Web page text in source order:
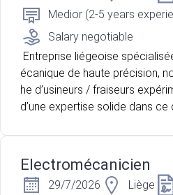
Medior (2-5 years
Salary negotiable
Entreprise liégeoise
écanique de haute précision,
he d’usineurs / fraiseurs
d’une expertise solide dans
Electromécanicien
29/7/2026 Liège